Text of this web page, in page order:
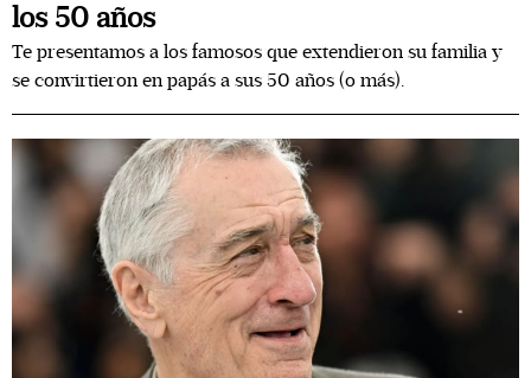
los 50 años
Te presentamos a los famosos que extendieron su familia y
se convirtieron en papás a sus 50 años (o más).